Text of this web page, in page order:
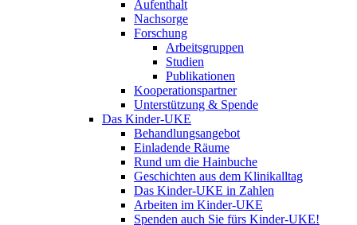
Aufenthalt
Nachsorge
Forschung
Arbeitsgruppen
Studien
Publikationen
Kooperationspartner
Unterstützung & Spende
Das Kinder-UKE
Behandlungsangebot
Einladende Räume
Rund um die Hainbuche
Geschichten aus dem Klinikalltag
Das Kinder-UKE in Zahlen
Arbeiten im Kinder-UKE
Spenden auch Sie fürs Kinder-UKE!